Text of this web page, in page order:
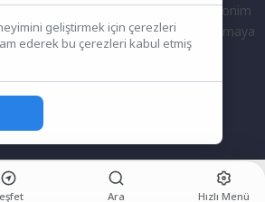
olarak topluluğumuza katılın, ister anonim
burada her türlü soruya ve tartışmaya
ve paylaşmak için bize katılın!
Ara Hızlı Menü
geliştirmek için çerezleri
ederek bu çerezleri kabul etmiş